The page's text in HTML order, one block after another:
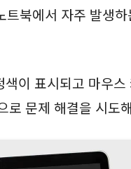
북에서 자주 발생
이 표시되고 마우
로 문제 해결을 시도